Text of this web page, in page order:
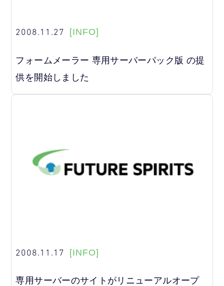
2008.11.27 [INFO]
フォームメーラー 専用サーバーパック版 の提
供を開始しました
2008.11.17 [INFO]
専用サーバーのサイトがリニューアルオープ